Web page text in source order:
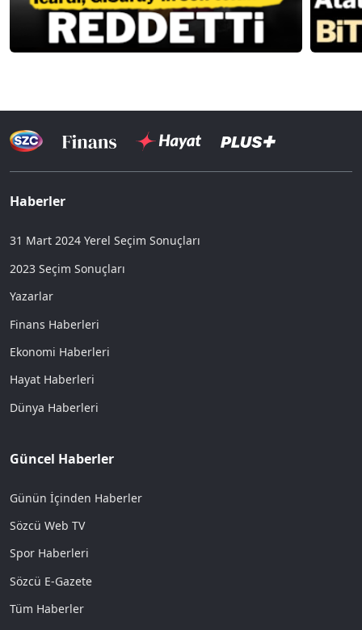
Haberler
31 Mart 2024 Yerel Seçim Sonuçları
2023 Seçim Sonuçları
Yazarlar
Finans Haberleri
Ekonomi Haberleri
Hayat Haberleri
Dünya Haberleri
Güncel Haberler
Günün İçinden Haberler
Sözcü Web TV
Spor Haberleri
Sözcü E-Gazete
Tüm Haberler